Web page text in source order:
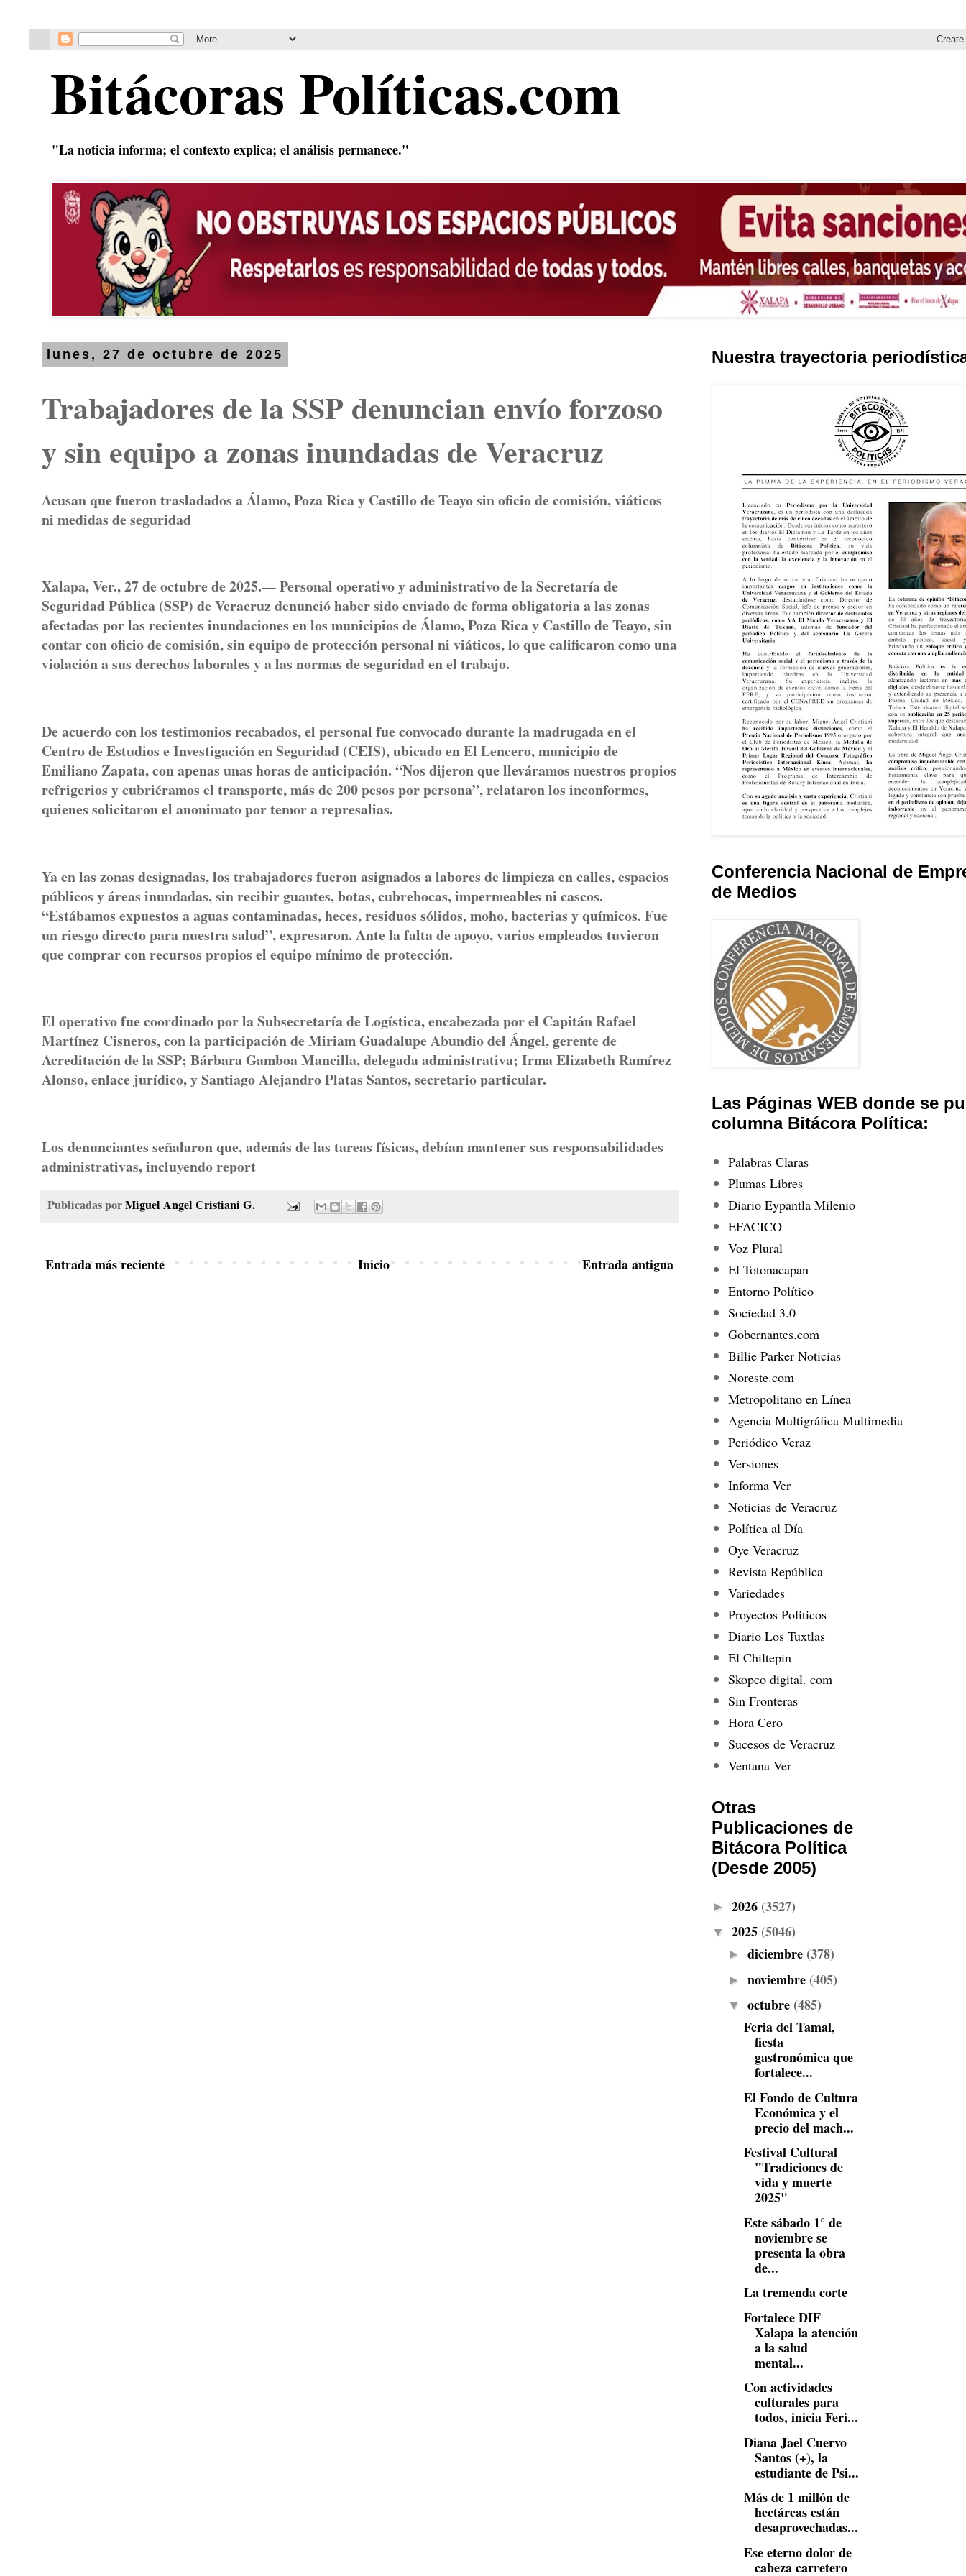
Bitácoras Políticas.com
"La noticia informa; el contexto explica; el análisis permanece."
lunes, 27 de octubre de 2025
Trabajadores de la SSP denuncian envío forzoso
y sin equipo a zonas inundadas de Veracruz
Acusan que fueron trasladados a Álamo, Poza Rica y Castillo de Teayo sin oficio de comisión, viáticos
ni medidas de seguridad
Xalapa, Ver., 27 de octubre de 2025.— Personal operativo y administrativo de la Secretaría de
Seguridad Pública (SSP) de Veracruz denunció haber sido enviado de forma obligatoria a las zonas
afectadas por las recientes inundaciones en los municipios de Álamo, Poza Rica y Castillo de Teayo, sin
contar con oficio de comisión, sin equipo de protección personal ni viáticos, lo que calificaron como una
violación a sus derechos laborales y a las normas de seguridad en el trabajo.
De acuerdo con los testimonios recabados, el personal fue convocado durante la madrugada en el
Centro de Estudios e Investigación en Seguridad (CEIS), ubicado en El Lencero, municipio de
Emiliano Zapata, con apenas unas horas de anticipación. “Nos dijeron que lleváramos nuestros propios
refrigerios y cubriéramos el transporte, más de 200 pesos por persona”, relataron los inconformes,
quienes solicitaron el anonimato por temor a represalias.
Ya en las zonas designadas, los trabajadores fueron asignados a labores de limpieza en calles, espacios
públicos y áreas inundadas, sin recibir guantes, botas, cubrebocas, impermeables ni cascos.
“Estábamos expuestos a aguas contaminadas, heces, residuos sólidos, moho, bacterias y químicos. Fue
un riesgo directo para nuestra salud”, expresaron. Ante la falta de apoyo, varios empleados tuvieron
que comprar con recursos propios el equipo mínimo de protección.
El operativo fue coordinado por la Subsecretaría de Logística, encabezada por el Capitán Rafael
Martínez Cisneros, con la participación de Miriam Guadalupe Abundio del Ángel, gerente de
Acreditación de la SSP; Bárbara Gamboa Mancilla, delegada administrativa; Irma Elizabeth Ramírez
Alonso, enlace jurídico, y Santiago Alejandro Platas Santos, secretario particular.
Los denunciantes señalaron que, además de las tareas físicas, debían mantener sus responsabilidades
administrativas, incluyendo report
Publicadas porMiguel Angel Cristiani G.
Entrada más reciente Entrada antigua
Inicio
Nuestra trayectoria
Conferencia Nacional de
de Medios
Las Páginas WEB donde se
columna Bitácora Política:
Palabras Claras
Plumas Libres
Diario Eypantla Milenio
EFACICO
Voz Plural
El Totonacapan
Entorno Político
Sociedad 3.0
Gobernantes.com
Billie Parker Noticias
Noreste.com
Metropolitano en Línea
Agencia Multigráfica Multimedia
Periódico Veraz
Versiones
Informa Ver
Noticias de Veracruz
Política al Día
Oye Veracruz
Revista República
Variedades
Proyectos Politicos
Diario Los Tuxtlas
El Chiltepin
Skopeo digital. com
Sin Fronteras
Hora Cero
Sucesos de Veracruz
Ventana Ver
Otras
Publicaciones de
Bitácora Política
(Desde 2005)
► 2026 (3527)
▼ 2025 (5046)
► diciembre (378)
► noviembre (405)
▼ octubre (485)
Feria del Tamal,
fiesta
gastronómica que
fortalece...
El Fondo de Cultura
Económica y el
precio del mach...
Festival Cultural
"Tradiciones de
vida y muerte
2025"
Este sábado 1° de
noviembre se
presenta la obra
de...
La tremenda corte
Fortalece DIF
Xalapa la atención
a la salud
mental...
Con actividades
culturales para
todos, inicia Feri...
Diana Jael Cuervo
Santos (+), la
estudiante de Psi...
Más de 1 millón de
hectáreas están
desaprovechadas...
Ese eterno dolor de
cabeza carretero